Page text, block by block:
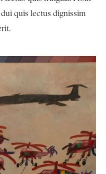
quis lectus dignissim